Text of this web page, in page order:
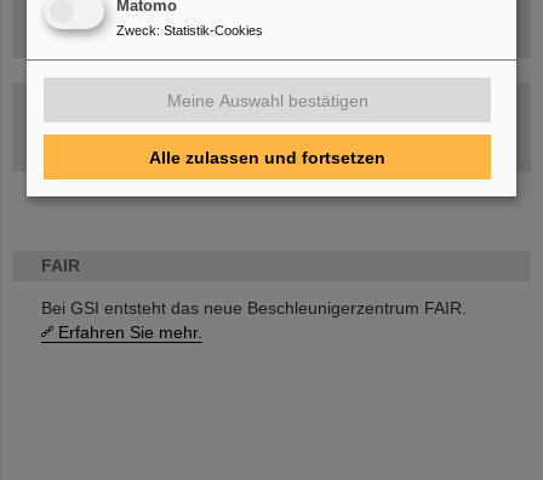
FAIR
Bei GSI entsteht das neue Beschleunigerzentrum FAIR.
Erfahren Sie mehr.
Umgang mit den Auswirkungen des Kriegs in der Ukraine
GSI-FAIR Kolloquium
Aktuelle Termine
Matomo
Zweck: Statistik-Cookies
Meine Auswahl bestätigen
Alle zulassen und fortsetzen